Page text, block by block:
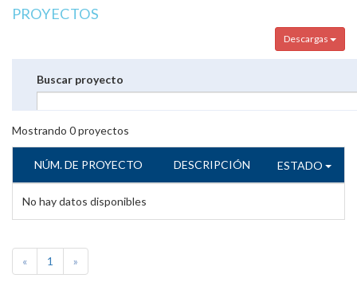
PROYECTOS
Descargas
Buscar proyecto
Mostrando 0proyectos
NÚM. DE PROYECTO DESCRIPCIÓN ESTADO
No hay datos disponibles
« 1 »